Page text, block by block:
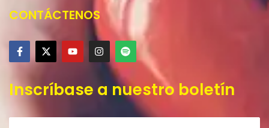
CONTÁCTENOS
Inscríbase a nuestro boletín